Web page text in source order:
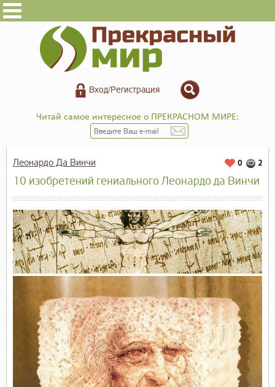
Вход/Регистрация
Читай самое интересное о ПРЕКРАСНОМ МИРЕ:
2
0
Леонардо Да Винчи
10 изобретений гениального Леонардо да Винчи